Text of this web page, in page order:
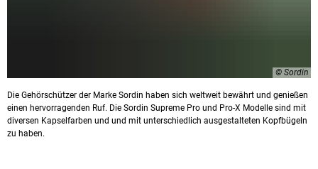
© Sordin
Die Gehörschützer der Marke Sordin haben sich weltweit bewährt und genießen
einen hervorragenden Ruf. Die Sordin Supreme Pro und Pro-X Modelle sind mit
diversen Kapselfarben und und mit unterschiedlich ausgestalteten Kopfbügeln
zu haben.